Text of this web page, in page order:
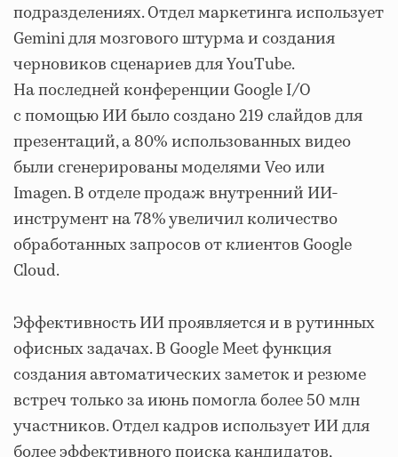
подразделениях. Отдел маркетинга использует
Gemini для мозгового штурма и создания
черновиков сценариев для YouTube.
На последней конференции Google I/O
с помощью ИИ было создано 219 слайдов для
презентаций, а 80% использованных видео
были сгенерированы моделями Veo или
Imagen. В отделе продаж внутренний ИИ-
инструмент на 78% увеличил количество
обработанных запросов от клиентов Google
Cloud.
Эффективность ИИ проявляется и в рутинных
офисных задачах. В Google Meet функция
создания автоматических заметок и резюме
встреч только за июнь помогла более 50 млн
участников. Отдел кадров использует ИИ для